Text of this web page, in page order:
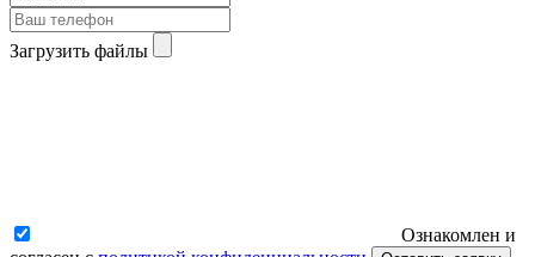
Загрузить файлы
Ознакомлен и